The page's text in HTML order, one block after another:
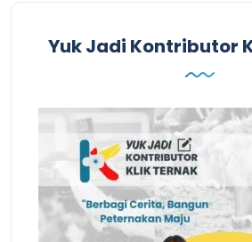
Yuk Jadi Kontributor